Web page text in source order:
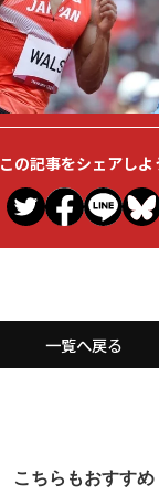
この記事をシェアしよ
一覧へ戻る
こちらもおすすめ